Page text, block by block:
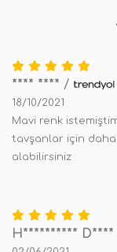
**** **** /
18/10/2021
Mavi renk
tavşanlar için
alabilirsiniz
H********** D****